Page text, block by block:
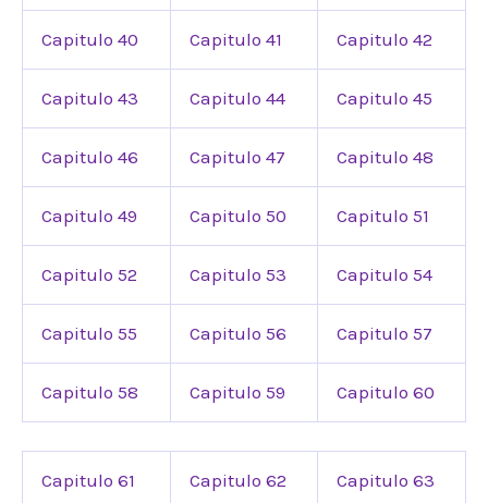
Capitulo 40 Capitulo 41 Capitulo 42
Capitulo 43 Capitulo 44 Capitulo 45
Capitulo 46 Capitulo 47 Capitulo 48
Capitulo 49 Capitulo 50 Capitulo 51
Capitulo 52 Capitulo 53 Capitulo 54
Capitulo 55 Capitulo 56 Capitulo 57
Capitulo 58 Capitulo 59 Capitulo 60
Capitulo 61 Capitulo 62 Capitulo 63